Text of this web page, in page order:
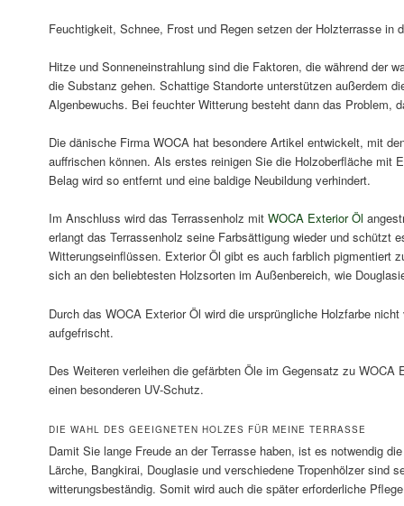
Feuchtigkeit, Schnee, Frost und Regen setzen der Holzterrasse in
Hitze und Sonneneinstrahlung sind die Faktoren, die während der
die Substanz gehen. Schattige Standorte unterstützen außerdem
Algenbewuchs. Bei feuchter Witterung besteht dann das Problem,
Die dänische Firma WOCA hat besondere Artikel entwickelt, mit
auffrischen können. Als erstes reinigen Sie die Holzoberfläche mit
Belag wird so entfernt und eine baldige Neubildung verhindert.
Im Anschluss wird das Terrassenholz mit WOCA Exterior Öl
erlangt das Terrassenholz seine Farbsättigung wieder und schützt
Witterungseinflüssen. Exterior Öl gibt es auch farblich pigmentiert
sich an den beliebtesten Holzsorten im Außenbereich, wie
Durch das WOCA Exterior Öl wird die ursprüngliche Holzfarbe
aufgefrischt.
Des Weiteren verleihen die gefärbten Öle im Gegensatz zu WOCA
einen besonderen UV-Schutz.
DIE WAHL DES GEEIGNETEN HOLZES FÜR MEINE TERRASSE
Damit Sie lange Freude an der Terrasse haben, ist es notwendig
Lärche, Bangkirai, Douglasie und verschiedene Tropenhölzer sind
witterungsbeständig. Somit wird auch die später erforderliche